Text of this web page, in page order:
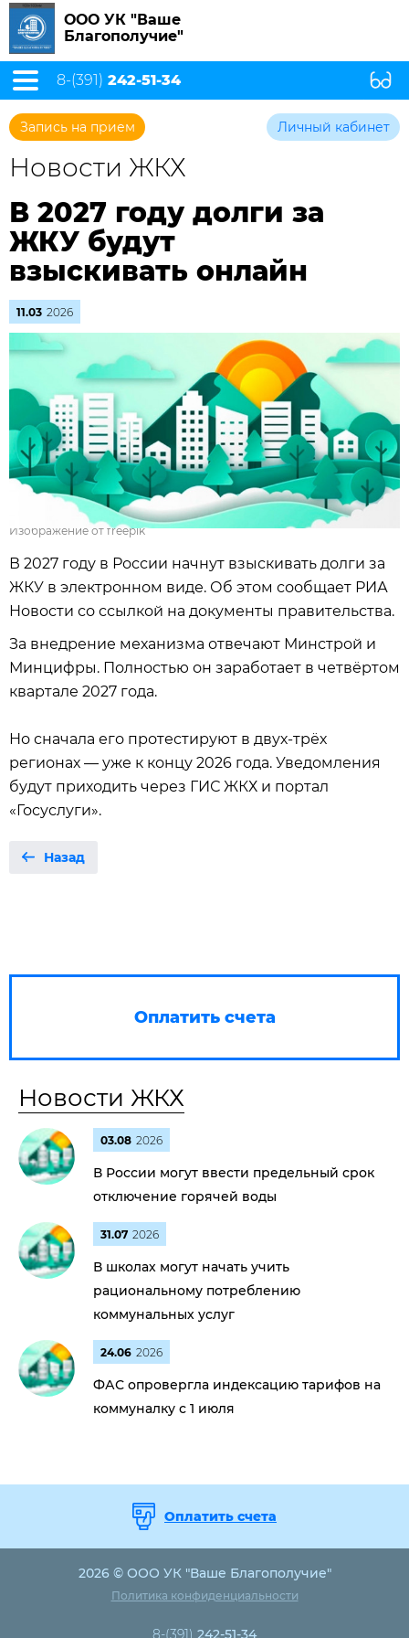
ООО УК "Ваше
Благополучие"
8-(391) 242-51-34
Запись на прием Личный кабинет
Новости ЖКХ
В 2027 году долги за
ЖКУ будут
взыскивать онлайн
11.03 2026
Изображение от freepik
В 2027 году в России начнут взыскивать долги за
ЖКУ в электронном виде. Об этом сообщает РИА
Новости со ссылкой на документы правительства.
За внедрение механизма отвечают Минстрой и
Минцифры. Полностью он заработает в четвёртом
квартале 2027 года.
Но сначала его протестируют в двух‑трёх
регионах — уже к концу 2026 года. Уведомления
будут приходить через ГИС ЖКХ и портал
«Госуслуги».
Назад
Оплатить счета
Новости ЖКХ
03.08 2026
В России могут ввести предельный срок
отключение горячей воды
31.07 2026
В школах могут начать учить
рациональному потреблению
коммунальных услуг
24.06 2026
ФАС опровергла индексацию тарифов на
коммуналку с 1 июля
Оплатить счета
2026 © ООО УК "Ваше Благополучие"
Политика конфиденциальности
8-(391) 242-51-34